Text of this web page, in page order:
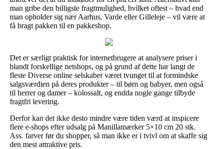
man gribe den billigste fragtmulighed, hvilket oftest – hvad end
man opholder sig nær Aarhus, Varde eller Gilleleje – vil være at
få bragt pakken til en pakkeshop.
Det er særligt praktisk for internetbrugere at analysere priser i
blandt forskellige netshops, og på grund af dette har langt de
fleste Diverse online selskaber været tvunget til at formindske
salgsværdien på deres produkter – til børn og babyer, men også
til herrer og damer – kolossalt, og endda nogle gange tilbyde
fragtfri levering.
Derfor kan det ikke desto mindre være tiden værd at inspicere
flere e-shops efter udsalg på Manillamærker 5×10 cm 20 stk.
Ass. farver før du shopper, så man ikke er i tvivl om at skaffe sig
den mest attraktive pris.